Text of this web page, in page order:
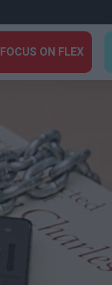
FOCUS ON FLEX